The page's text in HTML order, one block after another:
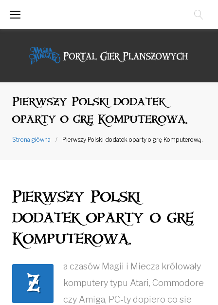
Pierwszy Polski dodatek
oparty o grę Komputerową.
Strona główna / Pierwszy Polski dodatek oparty o grę Komputerową.
Pierwszy Polski
dodatek oparty o grę
Komputerową.
Z
a czasów Magii i Miecza królowały
komputery typu Atari, Commodore
czy Amiga, PC-ty dopiero co sie